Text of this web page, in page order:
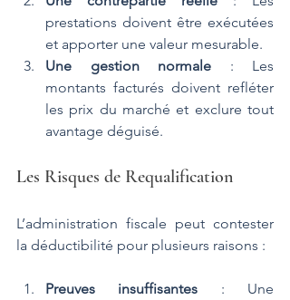
prestations doivent être exécutées
et apporter une valeur mesurable.
Une gestion normale : Les
montants facturés doivent refléter
les prix du marché et exclure tout
avantage déguisé​.
Les Risques de Requalification
L’administration fiscale peut contester
la déductibilité pour plusieurs raisons :
Preuves insuffisantes : Une